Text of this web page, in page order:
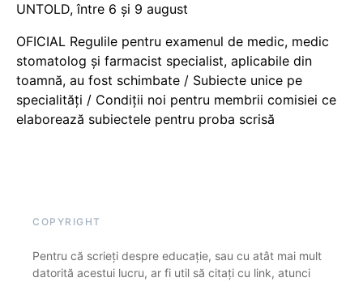
UNTOLD, între 6 și 9 august
OFICIAL Regulile pentru examenul de medic, medic
stomatolog și farmacist specialist, aplicabile din
toamnă, au fost schimbate / Subiecte unice pe
specialități / Condiții noi pentru membrii comisiei ce
elaborează subiectele pentru proba scrisă
COPYRIGHT
Pentru că scrieți despre educație, sau cu atât mai mult
datorită acestui lucru, ar fi util să citați cu link, atunci